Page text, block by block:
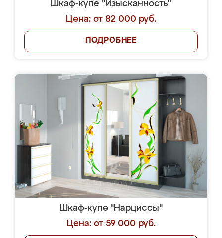
Шкаф-купе "Изысканность"
Цена: от 82 000 руб.
ПОДРОБНЕЕ
Шкаф-купе "Нарциссы"
Цена: от 59 000 руб.